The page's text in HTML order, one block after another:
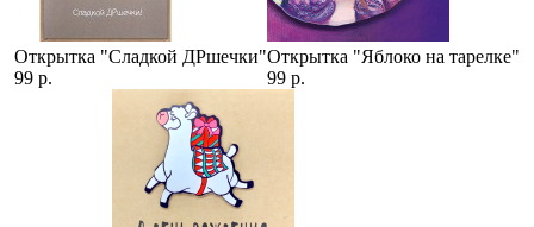
Открытка "Сладкой ДРшечки"
99 р.
Открытка "Яблоко на тарелке"
99 р.